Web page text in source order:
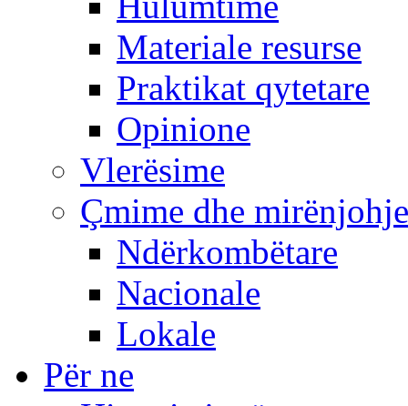
Materiale resurse
Praktikat qytetare
Opinione
Vlerësime
Çmime dhe mirënjohje
Ndërkombëtare
Nacionale
Lokale
Për ne